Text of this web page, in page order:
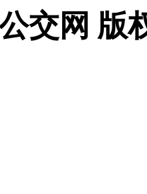
交网 版